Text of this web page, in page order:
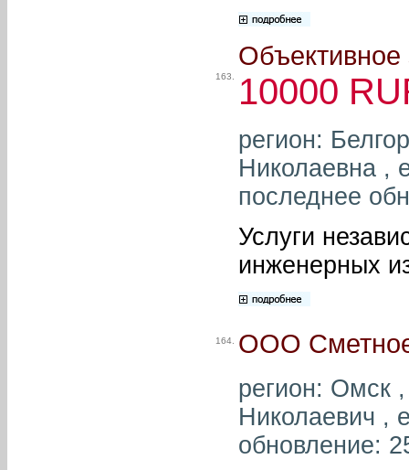
163.
Объективное
10000
регион:
Николаевна ,
последнее
Услуги
инженерных
164. ООО
регион: Омск
Николаевич ,
обновление: